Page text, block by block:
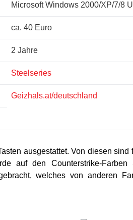
Microsoft Windows 2000/XP/7/8
ca. 40 Euro
2 Jahre
Steelseries
Geizhals.at/deutschland
ausgestattet. Von diesen
auf den Counterstrike-
welches von anderen